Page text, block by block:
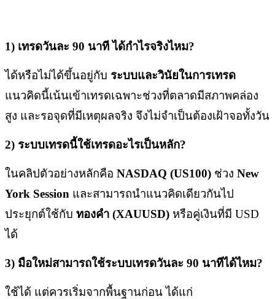
1) เทรดวันละ 90 นาที ได้กำไรจริงไหม?
ได้หรือไม่ได้ขึ้นอยู่กับ ระบบและวินัยในการเทรด
แนวคิดนี้เน้นเข้าเทรดเฉพาะช่วงที่ตลาดมีสภาพคล่อง
สูง และรอจุดที่มีเหตุผลจริง จึงไม่จำเป็นต้องเฝ้าจอทั้งวัน
2) ระบบเทรดนี้ใช้เทรดอะไรเป็นหลัก?
ในคลิปตัวอย่างหลักคือ NASDAQ (US100) ช่วง New
York Session และสามารถนำแนวคิดเดียวกันไป
ประยุกต์ใช้กับ ทองคำ (XAUUSD) หรือคู่เงินที่มี USD
ได้
3) มือใหม่สามารถใช้ระบบเทรดวันละ 90 นาทีได้ไหม?
ใช้ได้ แต่ควรเริ่มจากพื้นฐานก่อน ได้แก่